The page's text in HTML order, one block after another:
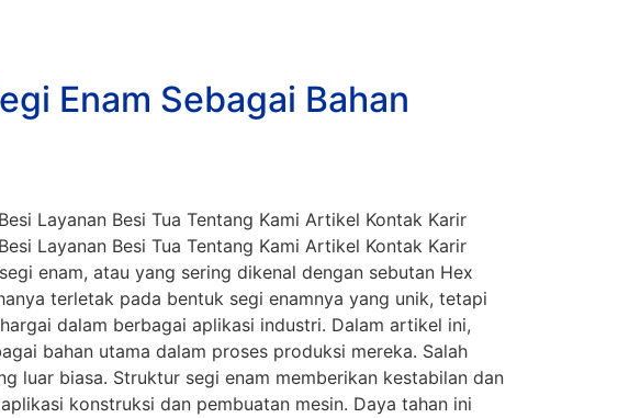
Enam Sebagai Bahan
Layanan Besi Tua Tentang Kami Artikel Kontak Karir
Layanan Besi Tua Tentang Kami Artikel Kontak Karir
enam, atau yang sering dikenal dengan sebutan Hex
terletak pada bentuk segi enamnya yang unik, tetapi
dalam berbagai aplikasi industri. Dalam artikel ini,
bahan utama dalam proses produksi mereka. Salah
luar biasa. Struktur segi enam memberikan kestabilan dan
konstruksi dan pembuatan mesin. Daya tahan ini